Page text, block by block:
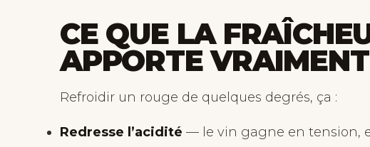
CE QUE LA
APPORTE VRAIMENT
Refroidir un rouge de quelques degrés, ça :
Redresse l’acidité — le vin gagne en tension,